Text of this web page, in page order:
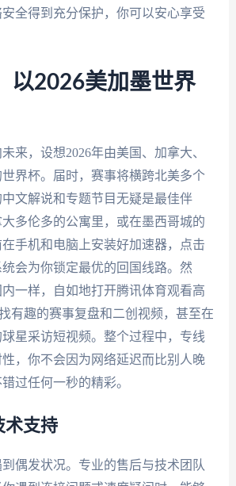
全得到充分保护，你可以安心享受
以2026美加墨世界
来，设想2026年由美国、加拿大、
界杯。届时，赛事将横跨北美多个
文解说和专题节目无疑是最佳伴
多伦多的公寓里，或在墨西哥城的
手机和电脑上安装好加速器，点击
会为你锁定最优的回国线路。然
一样，自如地打开腾讯体育观看高
有趣的赛事复盘和二创视频，甚至在
星采访短视频。整个过程中，专线
，你不会因为网络延迟而比别人晚
过任何一秒的精彩。
术支持
偶发状况。专业的售后与技术团队